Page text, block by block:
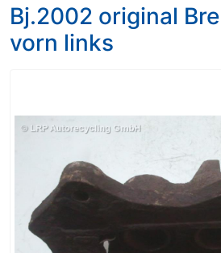
Bj.2002 original
vorn links